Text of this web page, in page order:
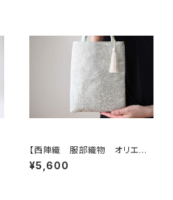
【西陣織 服部織物 オリエン
ト更紗 華紋様 薄グリーン・シ
ルバー シルク帯リメイク ミニ
¥5,600